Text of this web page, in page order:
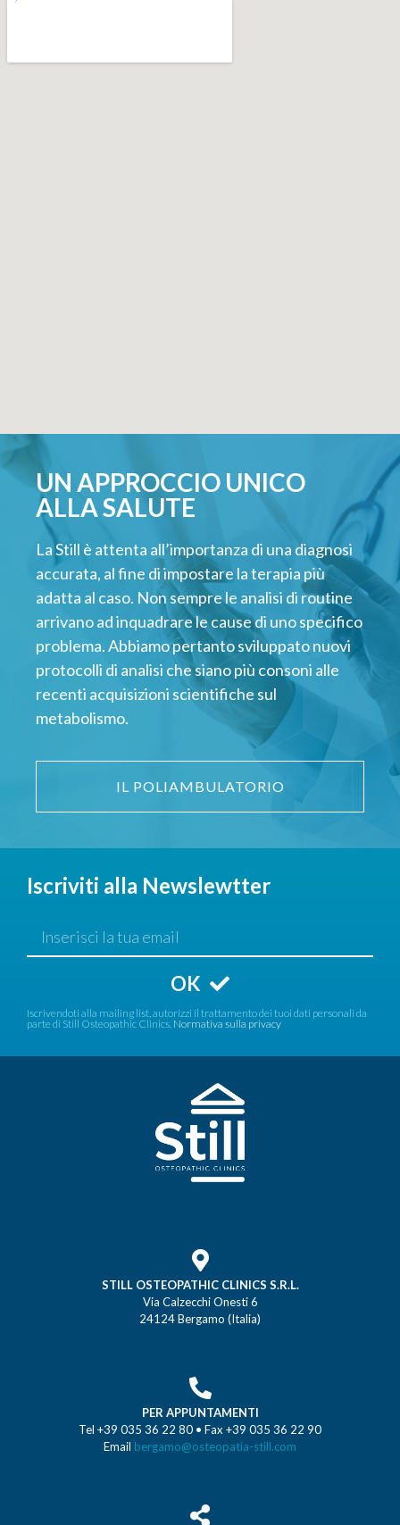
UN APPROCCIO UNICO
ALLA SALUTE
La Still è attenta all’importanza di una diagnosi
accurata, al fine di impostare la terapia più
adatta al caso. Non sempre le analisi di routine
arrivano ad inquadrare le cause di uno specifico
problema. Abbiamo pertanto sviluppato nuovi
protocolli di analisi che siano più consoni alle
recenti acquisizioni scientifiche sul
metabolismo.
IL POLIAMBULATORIO
Iscriviti alla Newslewtter
OK
Iscrivendoti alla mailing list, autorizzi il trattamento dei tuoi dati personali da
parte di Still Osteopathic Clinics. Normativa sulla privacy
STILL OSTEOPATHIC CLINICS S.R.L.
Via Calzecchi Onesti 6
24124 Bergamo (Italia)
PER APPUNTAMENTI
Tel +39 035 36 22 80 • Fax +39 035 36 22 90
Email bergamo@osteopatia-still.com